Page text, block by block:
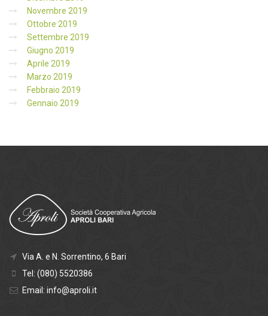
Novembre 2019
Ottobre 2019
Settembre 2019
Giugno 2019
Aprile 2019
Marzo 2019
Febbraio 2019
Gennaio 2019
Via A. e N. Sorrentino, 6 Bari
Tel: (080) 5520386
Email: info@aproli.it